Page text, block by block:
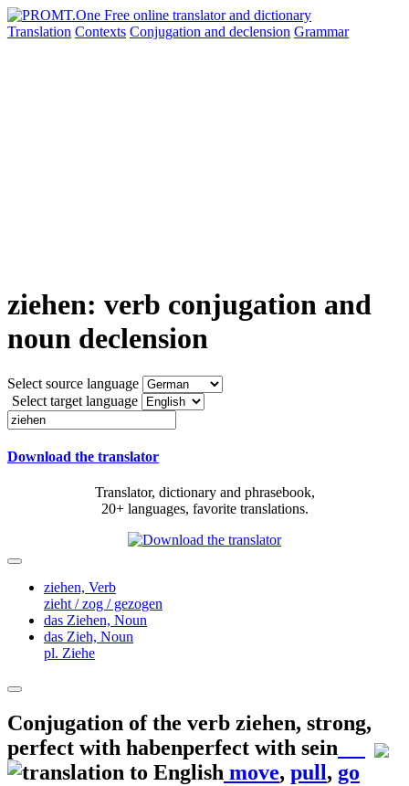
Translation Contexts Conjugation and declension Grammar
ziehen: verb conjugation and
noun declension
Select source language
Select target language
Download the translator
Translator, dictionary and phrasebook,
20+ languages, favorite translations.
ziehen, Verb
zieht / zog / gezogen
das Ziehen, Noun
das Zieh, Noun
pl. Ziehe
Conjugation of the verb ziehen, strong,
perfect with habenperfect with sein
move, pull, go